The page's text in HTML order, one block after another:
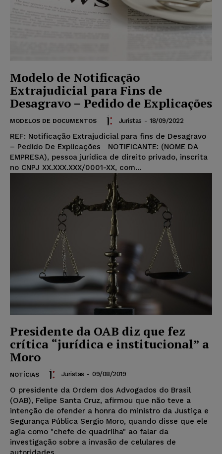
Modelo de Notificação
Extrajudicial para Fins de
Desagravo – Pedido de Explicações
MODELOS DE DOCUMENTOS Juristas - 18/09/2022
REF: Notificação Extrajudicial para fins de Desagravo
– Pedido De Explicações NOTIFICANTE: (NOME DA
EMPRESA), pessoa jurídica de direito privado, inscrita
no CNPJ XX.XXX.XXX/0001-XX, com...
Presidente da OAB diz que fez
crítica “jurídica e institucional” a
Moro
NOTÍCIAS Juristas - 09/08/2019
O presidente da Ordem dos Advogados do Brasil
(OAB), Felipe Santa Cruz, afirmou que não teve a
intenção de ofender a honra do ministro da Justiça e
Segurança Pública Sergio Moro, quando disse que ele
agia como "chefe de quadrilha" ao falar da
investigação sobre a invasão de celulares de